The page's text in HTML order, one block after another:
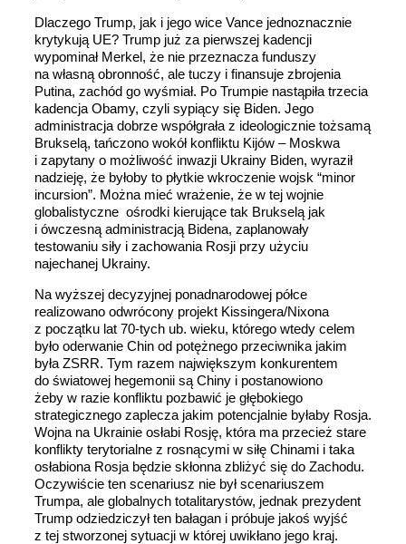
Dlaczego Trump, jak i jego wice Vance jednoznacznie
krytykują UE? Trump już za pierwszej kadencji
wypominał Merkel, że nie przeznacza funduszy
na własną obronność, ale tuczy i finansuje zbrojenia
Putina, zachód go wyśmiał. Po Trumpie nastąpiła trzecia
kadencja Obamy, czyli sypiący się Biden. Jego
administracja dobrze współgrała z ideologicznie tożsamą
Brukselą, tańczono wokół konfliktu Kijów – Moskwa
i zapytany o możliwość inwazji Ukrainy Biden, wyraził
nadzieję, że byłoby to płytkie wkroczenie wojsk “minor
incursion”. Można mieć wrażenie, że w tej wojnie
globalistyczne ośrodki kierujące tak Brukselą jak
i ówczesną administracją Bidena, zaplanowały
testowaniu siły i zachowania Rosji przy użyciu
najechanej Ukrainy.
Na wyższej decyzyjnej ponadnarodowej półce
realizowano odwrócony projekt Kissingera/Nixona
z początku lat 70-tych ub. wieku, którego wtedy celem
było oderwanie Chin od potężnego przeciwnika jakim
była ZSRR. Tym razem największym konkurentem
do światowej hegemonii są Chiny i postanowiono
żeby w razie konfliktu pozbawić je głębokiego
strategicznego zaplecza jakim potencjalnie byłaby Rosja.
Wojna na Ukrainie osłabi Rosję, która ma przecież stare
konflikty terytorialne z rosnącymi w siłę Chinami i taka
osłabiona Rosja będzie skłonna zbliżyć się do Zachodu.
Oczywiście ten scenariusz nie był scenariuszem
Trumpa, ale globalnych totalitarystów, jednak prezydent
Trump odziedziczył ten bałagan i próbuje jakoś wyjść
z tej stworzonej sytuacji w której uwikłano jego kraj.